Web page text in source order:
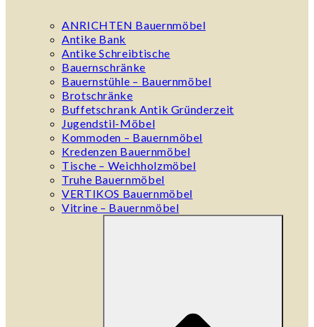
ANRICHTEN Bauernmöbel
Antike Bank
Antike Schreibtische
Bauernschränke
Bauernstühle – Bauernmöbel
Brotschränke
Buffetschrank Antik Gründerzeit
Jugendstil-Möbel
Kommoden – Bauernmöbel
Kredenzen Bauernmöbel
Tische – Weichholzmöbel
Truhe Bauernmöbel
VERTIKOS Bauernmöbel
Vitrine – Bauernmöbel